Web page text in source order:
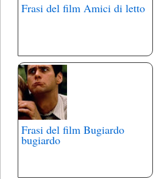
Frasi del film Amici di letto
Frasi del film Bugiardo
bugiardo